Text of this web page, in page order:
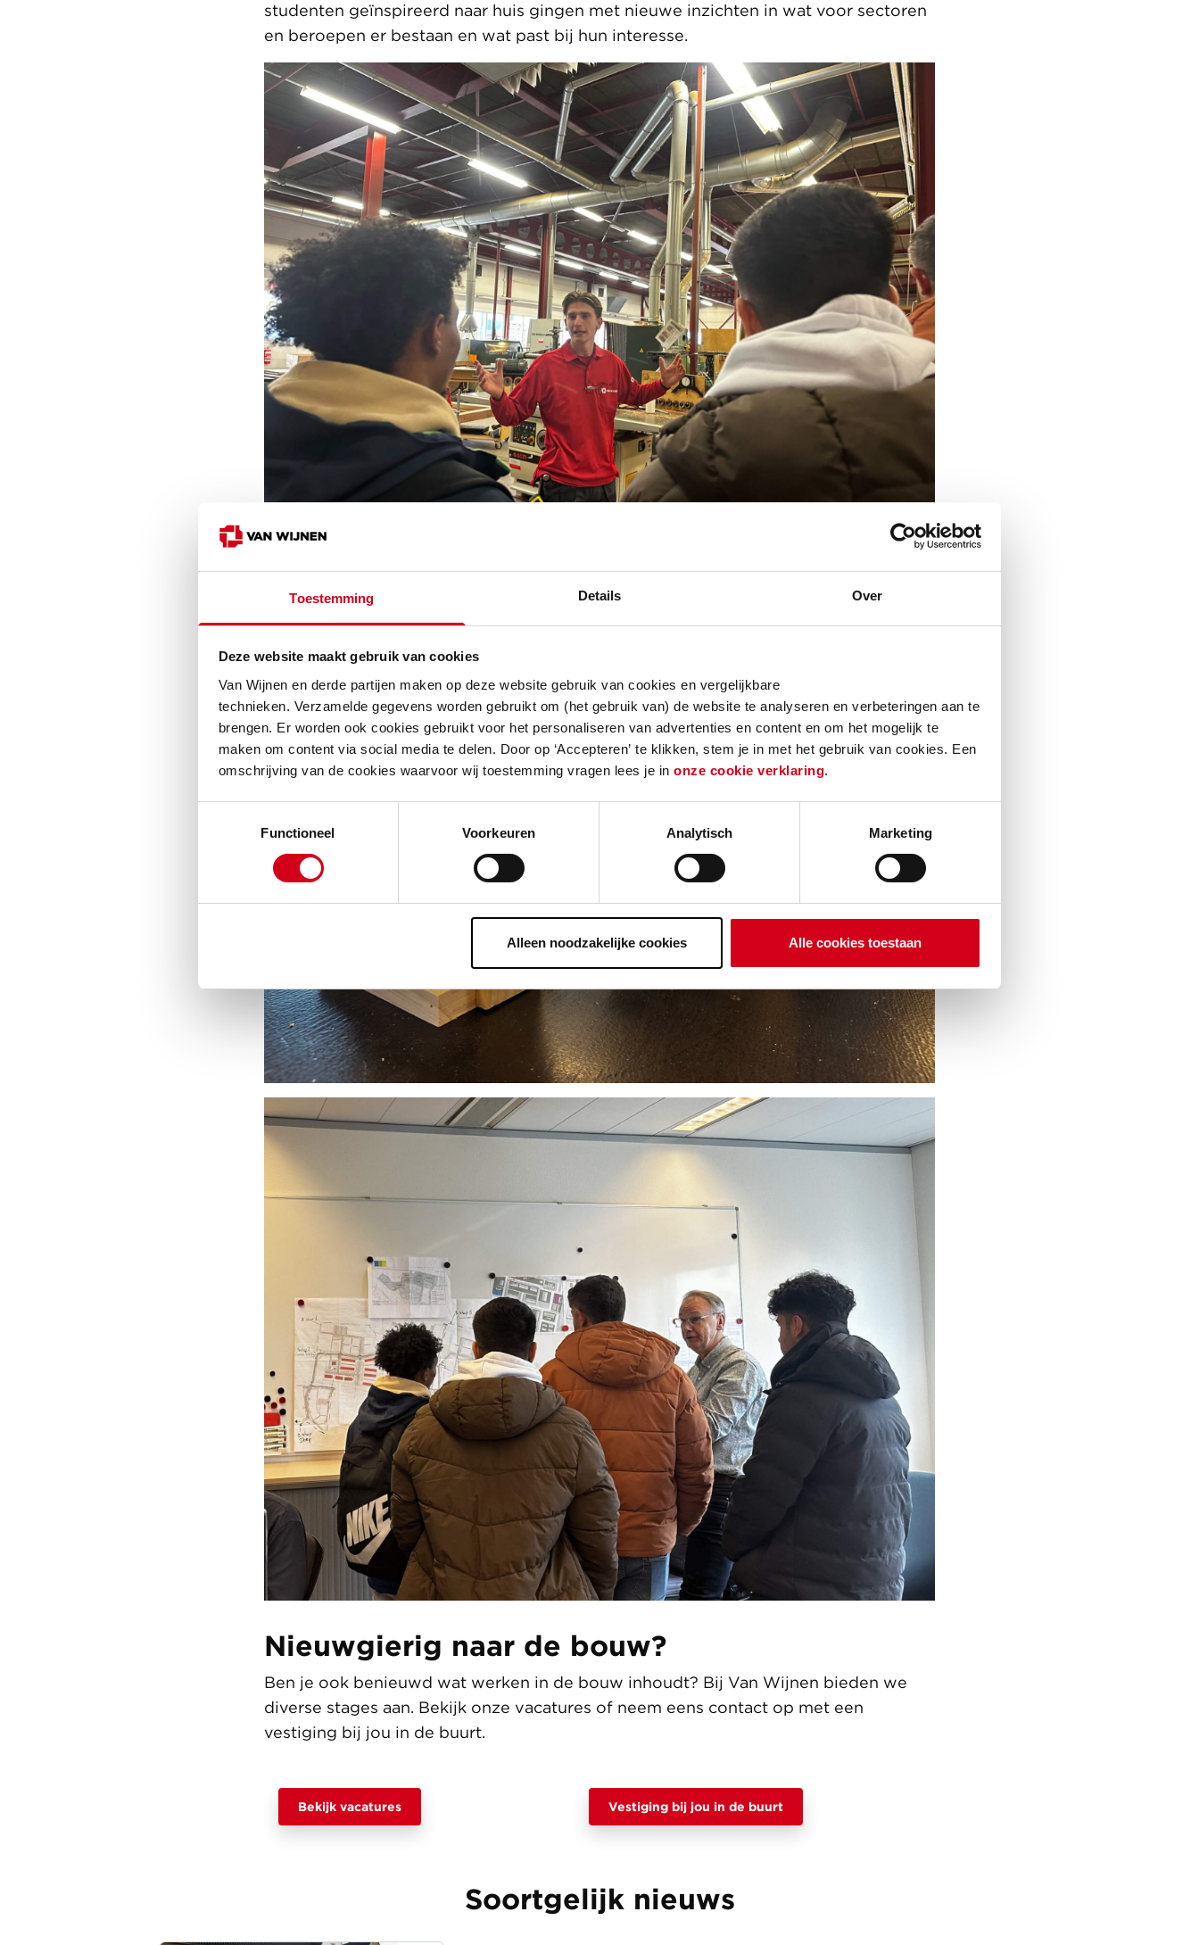
Toestemming Details Over
Deze website maakt gebruik van cookies
Van Wijnen en derde partijen maken op deze website gebruik van cookies en vergelijkbare
technieken. Verzamelde gegevens worden gebruikt om (het gebruik van) de website te analyseren en verbeteringen aan te
brengen. Er worden ook cookies gebruikt voor het personaliseren van advertenties en content en om het mogelijk te
maken om content via social media te delen. Door op ‘Accepteren’ te klikken, stem je in met het gebruik van cookies. Een
omschrijving van de cookies waarvoor wij toestemming vragen lees je in onze cookie verklaring.
Functioneel
Voorkeuren Analytisch Marketing
Alleen noodzakelijke cookies Alle cookies toestaan
studenten geïnspireerd naar huis gingen met nieuwe inzichten in wat voor sectoren
en beroepen er bestaan en wat past bij hun interesse.
Nieuwgierig naar de bouw?
Ben je ook benieuwd wat werken in de bouw inhoudt? Bij Van Wijnen bieden we
diverse stages aan. Bekijk onze vacatures of neem eens contact op met een
vestiging bij jou in de buurt.
Bekijk vacatures Vestiging bij jou in de buurt
Soortgelijk nieuws